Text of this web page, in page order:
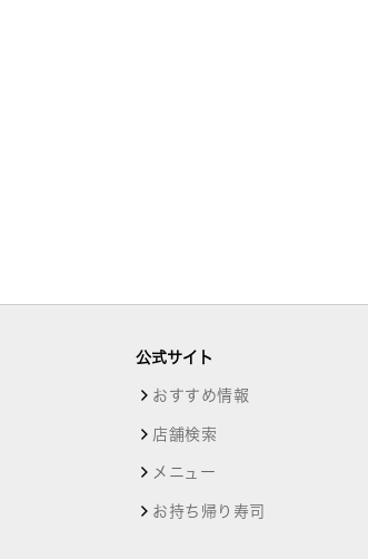
公式サイト
おすすめ情報
店舗検索
メニュー
お持ち帰り寿司